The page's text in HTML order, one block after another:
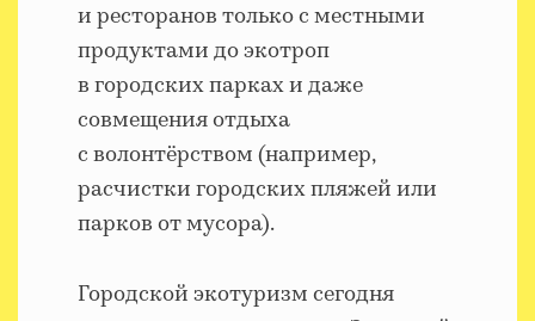
и ресторанов только с местными
продуктами до экотроп
в городских парках и даже
совмещения отдыха
с волонтёрством (например,
расчистки городских пляжей или
парков от мусора).
Городской экотуризм сегодня